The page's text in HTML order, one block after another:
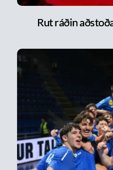
Rut ráðin